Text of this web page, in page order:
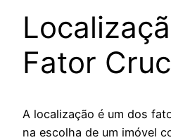
Fator
A localização é um dos
na escolha de um imóvel